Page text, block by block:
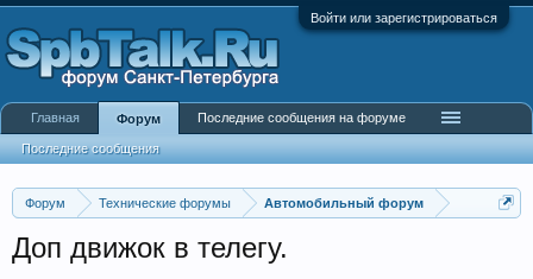
Войти или зарегистрироваться
Форум Технические форумы Автомобильный форум
Доп движок в телегу.
Главная Форум
Последние сообщения
Последние сообщения на форуме